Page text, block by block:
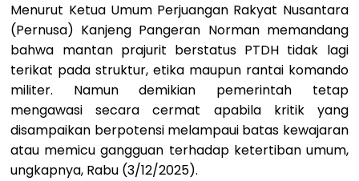
Menurut Ketua Umum Perjuangan Rakyat Nusantara
(Pernusa) Kanjeng Pangeran Norman memandang
bahwa mantan prajurit berstatus PTDH tidak lagi
terikat pada struktur, etika maupun rantai komando
militer. Namun demikian pemerintah tetap
mengawasi secara cermat apabila kritik yang
disampaikan berpotensi melampaui batas kewajaran
atau memicu gangguan terhadap ketertiban umum,
ungkapnya, Rabu (3/12/2025).